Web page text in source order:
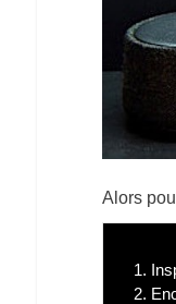
Alors
1.
2.